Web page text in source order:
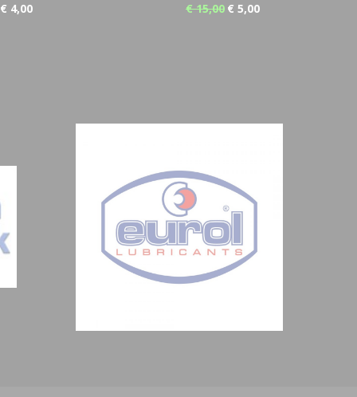
€ 4,00 € 15,00 € 5,00